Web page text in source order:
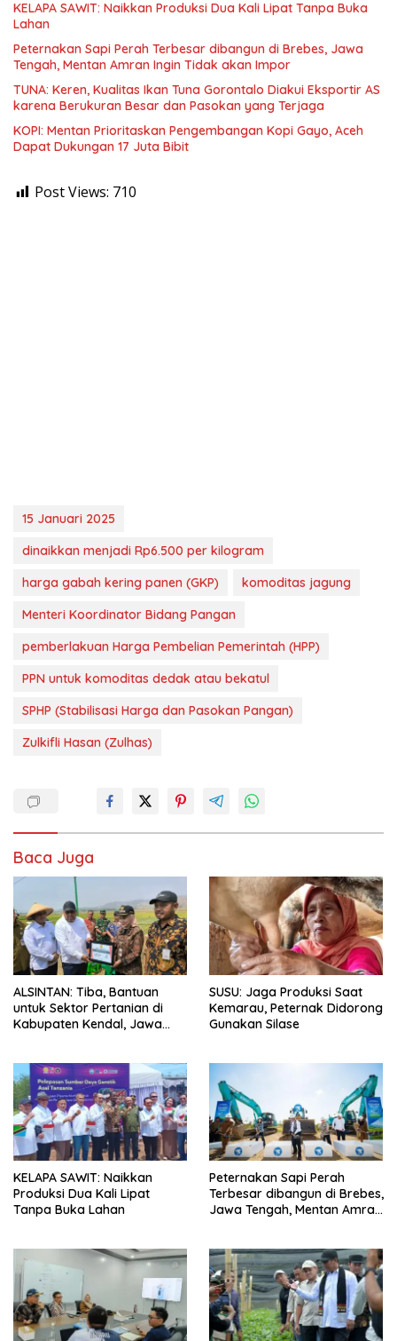
KELAPA SAWIT: Naikkan Produksi Dua Kali Lipat Tanpa Buka
Lahan
Peternakan Sapi Perah Terbesar dibangun di Brebes, Jawa
Tengah, Mentan Amran Ingin Tidak akan Impor
TUNA: Keren, Kualitas Ikan Tuna Gorontalo Diakui Eksportir AS
karena Berukuran Besar dan Pasokan yang Terjaga
KOPI: Mentan Prioritaskan Pengembangan Kopi Gayo, Aceh
Dapat Dukungan 17 Juta Bibit
Post Views: 710
15 Januari 2025
dinaikkan menjadi Rp6.500 per kilogram
harga gabah kering panen (GKP)
komoditas jagung
Menteri Koordinator Bidang Pangan
pemberlakuan Harga Pembelian Pemerintah (HPP)
PPN untuk komoditas dedak atau bekatul
SPHP (Stabilisasi Harga dan Pasokan Pangan)
Zulkifli Hasan (Zulhas)
Baca Juga
ALSINTAN: Tiba, Bantuan
untuk Sektor Pertanian di
Kabupaten Kendal, Jawa
SUSU: Jaga Produksi Saat
Kemarau, Peternak Didorong
Gunakan Silase
KELAPA SAWIT: Naikkan
Produksi Dua Kali Lipat
Tanpa Buka Lahan
Peternakan Sapi Perah
Terbesar dibangun di Brebes,
Jawa Tengah, Mentan Amran